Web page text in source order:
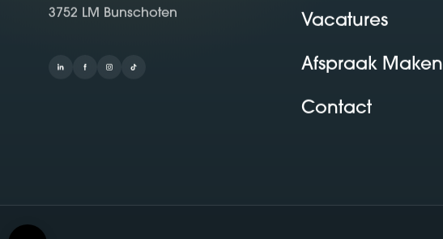
3752 LM Bunschoten
Vacatures
Afspraak Maken
Contact